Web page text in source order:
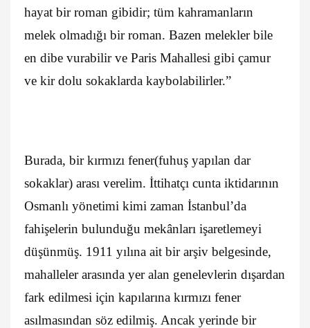
hayat bir roman gibidir; tüm kahramanların
melek olmadığı bir roman. Bazen melekler bile
en dibe vurabilir ve Paris Mahallesi gibi çamur
ve kir dolu sokaklarda kaybolabilirler.”
Burada, bir kırmızı fener(fuhuş yapılan dar
sokaklar) arası verelim. İttihatçı cunta iktidarının
Osmanlı yönetimi kimi zaman İstanbul’da
fahişelerin bulunduğu mekânları işaretlemeyi
düşünmüş. 1911 yılına ait bir arşiv belgesinde,
mahalleler arasında yer alan genelevlerin dışardan
fark edilmesi için kapılarına kırmızı fener
asılmasından söz edilmiş. Ancak yerinde bir